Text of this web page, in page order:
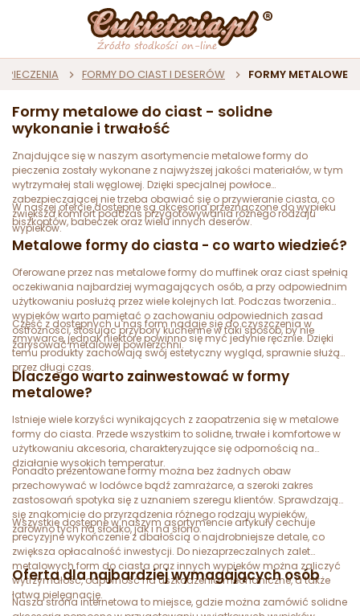
PIECZENIA FORMY DO CIAST I DESERÓW FORMY METALOWE
Formy metalowe do ciast - solidne
wykonanie i trwałość
Znajdujące się w naszym asortymencie metalowe formy do
pieczenia zostały wykonane z najwyższej jakości materiałów, w tym
wytrzymałej stali węglowej. Dzięki specjalnej powłoce
zabezpieczającej nie trzeba obawiać się o przywieranie ciasta, co
zwiększa komfort podczas przygotowywania różnego rodzaju
wypieków.
W naszej ofercie dostępne są akcesoria przeznaczone do wypieku
biszkoptów, babeczek oraz wielu innych deserów.
Metalowe formy do ciasta - co warto wiedzieć?
Oferowane przez nas metalowe formy do muffinek oraz ciast spełnią
oczekiwania najbardziej wymagających osób, a przy odpowiednim
użytkowaniu posłużą przez wiele kolejnych lat. Podczas tworzenia
wypieków warto pamiętać o zachowaniu odpowiednich zasad
ostrożności, stosując przybory kuchenne w taki sposób, by nie
zarysować metalowej powierzchni.
Część z dostępnych u nas form nadaje się do czyszczenia w
zmywarce, jednak niektóre powinno się myć jedynie ręcznie. Dzięki
temu produkty zachowają swój estetyczny wygląd, sprawnie służąc
przez długi czas.
Dlaczego warto zainwestować w formy
metalowe?
Istnieje wiele korzyści wynikających z zaopatrzenia się w metalowe
formy do ciasta. Przede wszystkim to solidne, trwałe i komfortowe w
użytkowaniu akcesoria, charakteryzujące się odpornością na
działanie wysokich temperatur.
Ponadto prezentowane formy można bez żadnych obaw
przechowywać w lodówce bądź zamrażarce, a szeroki zakres
zastosowań spotyka się z uznaniem szeregu klientów. Sprawdzają
się znakomicie do przyrządzenia różnego rodzaju wypieków,
zarówno tych na słodko, jak i na słono.
Wszystkie dostępne w naszym asortymencie artykuły cechuje
precyzyjne wykończenie z dbałością o najdrobniejsze detale, co
zwiększa opłacalność inwestycji. Do niezaprzeczalnych zalet
metalowych form do ciasta oraz innych wypieków można zaliczyć
wytrzymałość, odporność na uszkodzenia mechaniczne, a także
łatwą pielęgnację.
Oferta dla najbardziej wymagających osób
Nasza strona internetowa to miejsce, gdzie można zamówić solidne